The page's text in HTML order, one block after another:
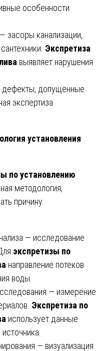
особенности
засоры канализации,
Экспретиза
выявляет нарушения
дефекты, допущенные
экспертиза
установления
по установлению
методология,
причину.
— исследование
экспретизы по
направление потеков
воды.
— измерение
Экспретиза по
использует данные
— визуализация